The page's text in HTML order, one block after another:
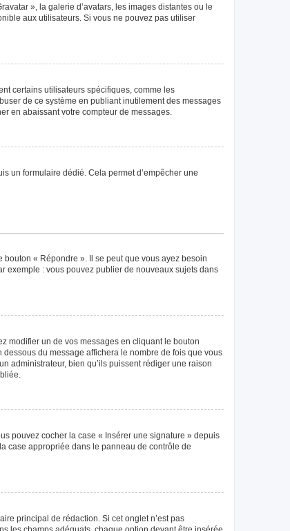
», la galerie d’avatars, les images distantes ou le
aux utilisateurs. Si vous ne pouvez pas utiliser
certains utilisateurs spécifiques, comme les
de ce système en publiant inutilement des messages
en abaissant votre compteur de messages.
un formulaire dédié. Cela permet d’empêcher une
« Répondre ». Il se peut que vous ayez besoin
exemple : vous pouvez publier de nouveaux sujets dans
modifier un de vos messages en cliquant le bouton
du message affichera le nombre de fois que vous
administrateur, bien qu’ils puissent rédiger une raison
pouvez cocher la case « Insérer une signature » depuis
case appropriée dans le panneau de contrôle de
principal de rédaction. Si cet onglet n’est pas